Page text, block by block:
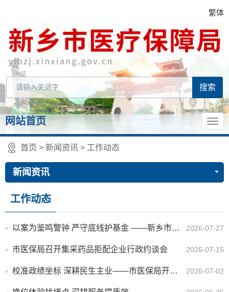
繁体
网站首页
首页 > 新闻资讯 > 工作动态
新闻资讯
工作动态
以案为鉴鸣警钟 严守底线护基金 ——新乡市医保局组织全体干部职工开展沉浸式警示教育 2026-07-27
市医保局召开集采药品拒配企业行政约谈会 2026-07-15
校准政绩坐标 深耕民生主业——市医保局开展学习教育专题党课 2026-07-02